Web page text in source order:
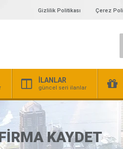
Gizlilik Politikası Çerez
İLANLAR
güncel seri ilanlar
KAYDET